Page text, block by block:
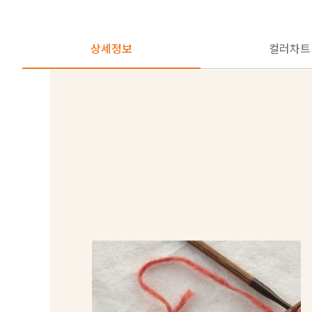
상세정보 컬러차트